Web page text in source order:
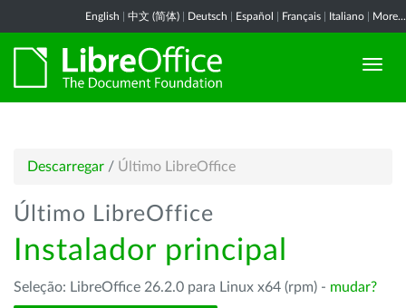
English 中文 (简体) Deutsch Español Français Italiano More...
Descarregar / Último LibreOffice
Último LibreOffice
Instalador principal
Seleção: LibreOffice 26.2.0 para Linux x64 (rpm) - mudar?